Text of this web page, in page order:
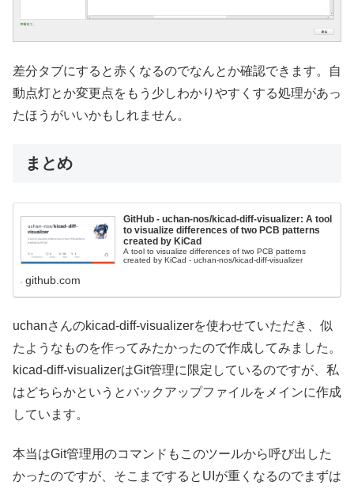
差分タブにすると赤くなるのでなんとか確認できます。自
動点灯とか変更点をもう少しわかりやすくする処理があっ
たほうがいいかもしれません。
まとめ
GitHub - uchan-nos/kicad-diff-visualizer: A tool
to visualize differences of two PCB patterns
created by KiCad
A tool to visualize differences of two PCB patterns
created by KiCad - uchan-nos/kicad-diff-visualizer
github.com
uchanさんのkicad-diff-visualizerを使わせていただき、似
たようなものを作ってみたかったので作成してみました。
kicad-diff-visualizerはGit管理に限定しているのですが、私
はどちらかというとバックアップファイルをメインに作成
しています。
本当はGit管理用のコマンドもこのツールから呼び出した
かったのですが、そこまでするとUIが重くなるのでまずは